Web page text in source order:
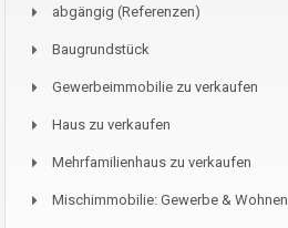
abgängig (Referenzen)
Baugrundstück
Gewerbeimmobilie zu verkaufen
Haus zu verkaufen
Mehrfamilienhaus zu verkaufen
Mischimmobilie: Gewerbe & Wohnen